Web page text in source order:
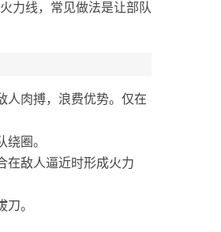
力线，常见做法是让部队
人肉搏，浪费优势。仅在
圈。
在敌人逼近时形成火力
。